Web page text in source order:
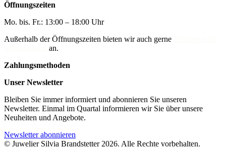
Öffnungszeiten
Mo. bis. Fr.: 13:00 – 18:00 Uhr
Außerhalb der Öffnungszeiten bieten wir auch gerne
an.
Zahlungsmethoden
Unser Newsletter
Bleiben Sie immer informiert und abonnieren Sie unseren
Newsletter. Einmal im Quartal informieren wir Sie über unsere
Neuheiten und Angebote.
Newsletter abonnieren
© Juwelier Silvia Brandstetter 2026. Alle Rechte vorbehalten.